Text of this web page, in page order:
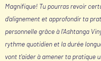
Magnifique! Tu pourras revoir
d'alignement et approfondir ta
personnelle grâce à l'Ashtanga
rythme quotidien et la durée
vont t'aider à amener ta pratique